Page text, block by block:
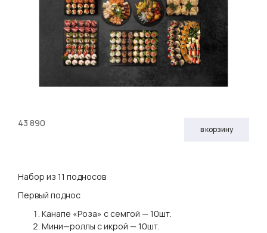
43 890
в корзину
Набор из 11 подносов
Первый поднос
Канапе «Роза» с семгой — 10шт.
Мини—роллы с икрой — 10шт.